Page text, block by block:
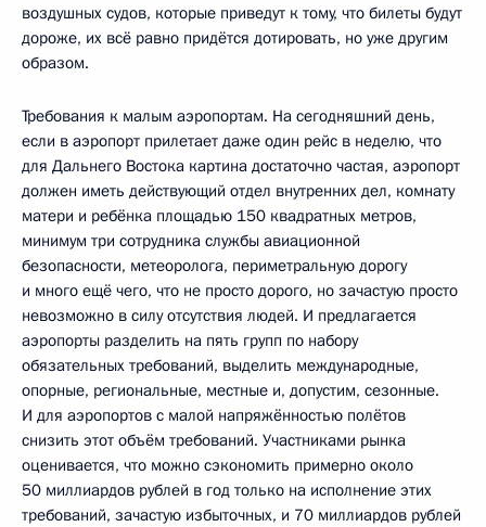
воздушных судов, которые приведут к тому, что билеты будут
дороже, их всё равно придётся дотировать, но уже другим
образом.
Требования к малым аэропортам. На сегодняшний день,
если в аэропорт прилетает даже один рейс в неделю, что
для Дальнего Востока картина достаточно частая, аэропорт
должен иметь действующий отдел внутренних дел, комнату
матери и ребёнка площадью 150 квадратных метров,
минимум три сотрудника службы авиационной
безопасности, метеоролога, периметральную дорогу
и много ещё чего, что не просто дорого, но зачастую просто
невозможно в силу отсутствия людей. И предлагается
аэропорты разделить на пять групп по набору
обязательных требований, выделить международные,
опорные, региональные, местные и, допустим, сезонные.
И для аэропортов с малой напряжённостью полётов
снизить этот объём требований. Участниками рынка
оценивается, что можно сэкономить примерно около
50 миллиардов рублей в год только на исполнение этих
требований, зачастую избыточных, и 70 миллиардов рублей